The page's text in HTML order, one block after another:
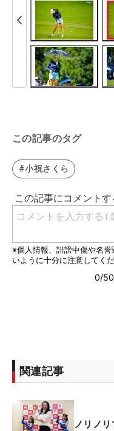
この記事のタグ
#小祝さくら
関連記事
ノリノ